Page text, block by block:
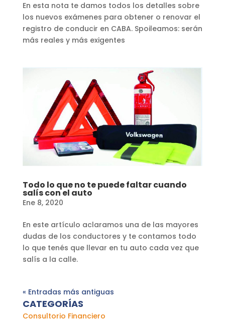
En esta nota te damos todos los detalles sobre
los nuevos exámenes para obtener o renovar el
registro de conducir en CABA. Spoileamos: serán
más reales y más exigentes
Todo lo que no te puede faltar cuando
salís con el auto
Ene 8, 2020
En este artículo aclaramos una de las mayores
dudas de los conductores y te contamos todo
lo que tenés que llevar en tu auto cada vez que
salís a la calle.
« Entradas más antiguas
CATEGORÍAS
Consultorio Financiero